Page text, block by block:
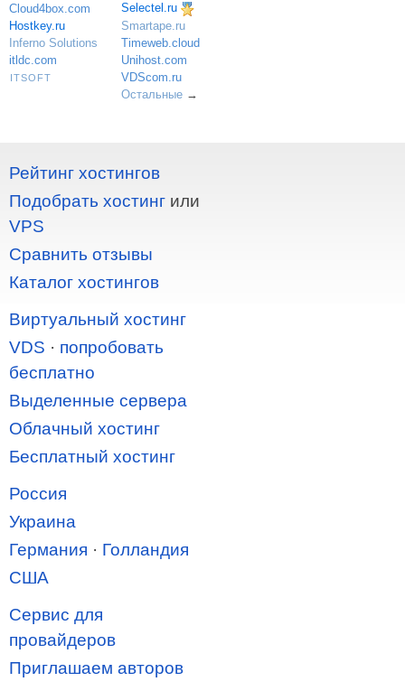
Cloud4box.com
Hostkey.ru
Inferno Solutions
itldc.com
ITSOFT
Selectel.ru
Smartape.ru
Timeweb.cloud
Unihost.com
VDScom.ru
Остальные→
Рейтинг хостингов
Подобрать хостинг или
VPS
Сравнить отзывы
Каталог хостингов
Виртуальный хостинг
VDS · попробовать
бесплатно
Выделенные сервера
Облачный хостинг
Бесплатный хостинг
Россия
Украина
Германия · Голландия
США
Сервис для
провайдеров
Приглашаем авторов